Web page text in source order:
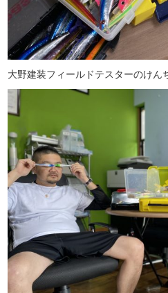
大野建装フィールドテスターのけん